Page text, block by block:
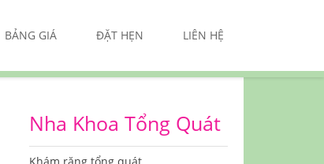
BẢNG GIÁ ĐẶT HẸN LIÊN HỆ
Nha Khoa Tổng Quát